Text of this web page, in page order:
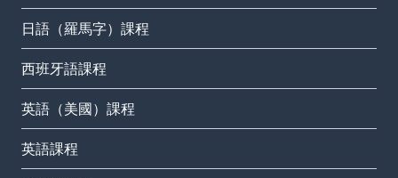
日語（羅馬字）課程
西班牙語課程
英語（美國）課程
英語課程